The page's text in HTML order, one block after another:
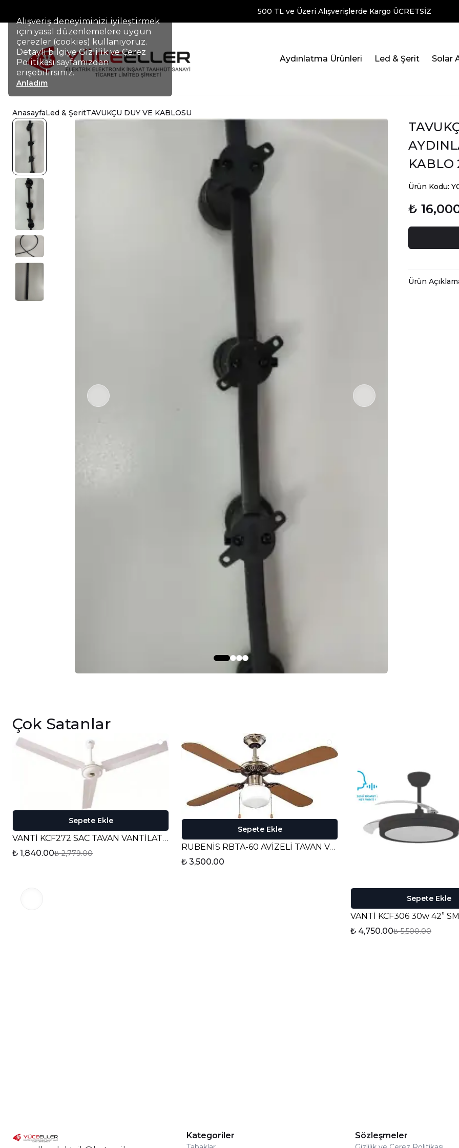
Alışveriş deneyiminizi iyileştirmek
için yasal düzenlemelere uygun
çerezler (cookies) kullanıyoruz.
Detaylı bilgiye Gizlilik ve Çerez
Politikası sayfamızdan
erişebilirsiniz.
Anladım
500 TL ve Üzeri Alışverişlerde Kargo ÜCRETSİZ
Aydınlatma Ürünleri Led & Şerit Solar
AnasayfaLed & ŞeritTAVUKÇU DUY VE KABLOSU
KABLO
Ürün Kodu:
₺
Ürün
Çok Satanlar
Sepete Ekle
VANTİ KCF272 SAC TAVAN VANTİLATÖRÜ
₺ 1,840.00₺ 2,779.00
Sepete Ekle
RUBENİS RBTA-60 AVİZELİ TAVAN VANTİLATÖRÜ
₺ 3,500.00
Sepete Ekle
₺ 4,750.00₺ 5,500.00
Kategoriler Sözleşmeler